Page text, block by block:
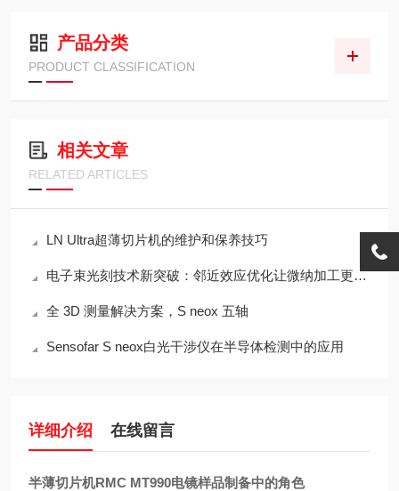
产品分类
PRODUCT CLASSIFICATION
相关文章
RELATED ARTICLES
LN Ultra超薄切片机的维护和保养技巧
电子束光刻技术新突破：邻近效应优化让微纳加工更精准​
全 3D 测量解决方案，S neox 五轴
Sensofar S neox白光干涉仪在半导体检测中的应用
详细介绍 在线留言
半薄切片机RMC MT990电镜样品制备中的角色